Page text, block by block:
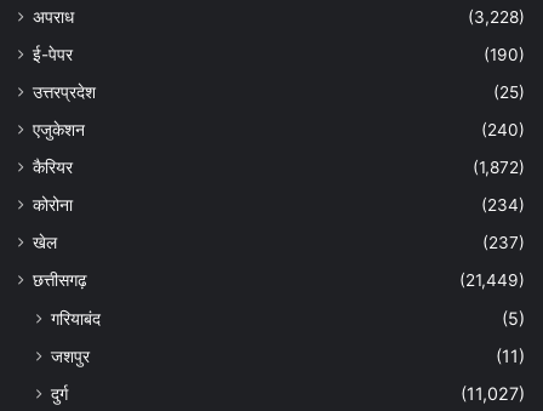
अपराध
(3,228)
ई-पेपर
(190)
उत्तरप्रदेश
(25)
एजुकेशन
(240)
कैरियर
(1,872)
कोरोना
(234)
खेल
(237)
छत्तीसगढ़
(21,449)
गरियाबंद
(5)
जशपुर
(11)
दुर्ग
(11,027)